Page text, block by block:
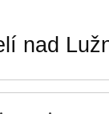
nad